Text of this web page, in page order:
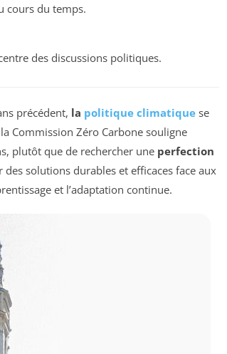
cours du temps.
des discussions politiques.
précédent, la politique climatique se
Commission Zéro Carbone souligne
plutôt que de rechercher une perfection
solutions durables et efficaces face aux
et l’adaptation continue.